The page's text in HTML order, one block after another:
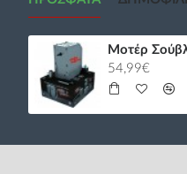
54,99€